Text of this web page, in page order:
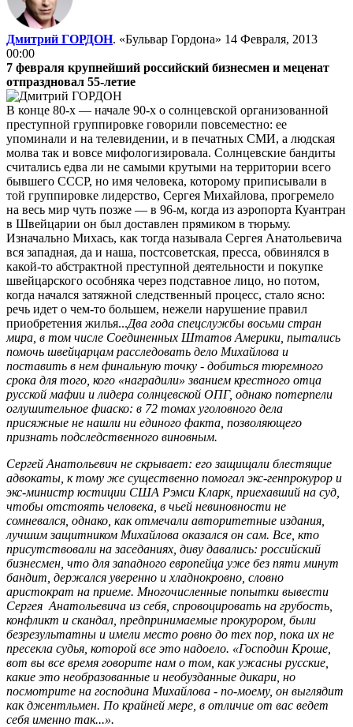
Дмитрий ГОРДОН. «Бульвар Гордона» 14 Февраля, 2013
00:00
7 февраля крупнейший российский бизнесмен и меценат
отпраздновал 55-летие
В конце 80-х — начале 90-х о солнцевской организованной
преступной группировке говорили повсеместно: ее
упоминали и на телевидении, и в печатных СМИ, а людская
молва так и вовсе мифологизировала. Солнцевские бандиты
считались едва ли не самыми крутыми на территории всего
бывшего СССР, но имя человека, которому приписывали в
той группировке лидерство, Сергея Михайлова, прогремело
на весь мир чуть позже — в 96-м, когда из аэропорта Куантран
в Швейцарии он был доставлен прямиком в тюрьму.
Изначально Михась, как тогда называла Сергея Ана­толь­еви­ча
вся западная, да и наша, постсоветская, пресса, обвинялся в
какой-то абстрактной преступной деятельности и покупке
швейцарского особняка через подставное лицо, но потом,
когда начался затяжной следственный процесс, стало ясно:
речь идет о чем-то большем, нежели нарушение правил
приобретения жилья...Два года спецслужбы восьми стран
мира, в том числе Соединенных Штатов Америки, пытались
помочь швейцарцам расследовать дело Михайлова и
поставить в нем финальную точку - добиться тюремного
срока для того, кого «наградили» званием крестного отца
русской мафии и лидера солнцевской ОПГ, однако потерпели
оглушительное фиас­ко: в 72 томах уголовного дела
присяжные не нашли ни единого факта, позволяющего
признать подследственного виновным.
Сергей Анатольевич не скрывает: его защищали блестящие
адвокаты, к тому же существенно помогал экс-генпрокурор и
экс-министр юстиции США Рэмси Кларк, приехавший на суд,
чтобы отстоять человека, в чьей невиновности не
сомневался, однако, как отмечали авторитетные издания,
лучшим защитником Михайлова оказался он сам. Все, кто
присутствовали на заседаниях, диву давались: российский
бизнесмен, что для западного европейца уже без пяти минут
бандит, держался уверенно и хладнокровно, словно
аристократ на приеме. Многочисленные попытки вывести
Сергея Анатольевича из себя, спровоцировать на грубость,
конфликт и скандал, предпринимаемые прокурором, были
безрезультатны и имели место ровно до тех пор, пока их не
пресекла судья, которой все это надоело. «Господин Кроше,
вот вы все время говорите нам о том, как ужасны русские,
какие это необразованные и необузданные дикари, но
посмотрите на господина Михайлова - по-моему, он выглядит
как джентльмен. По крайней мере, в отличие от вас ведет
себя именно так...».